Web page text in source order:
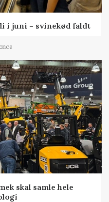
i juni – svinekød faldt
skal samle hele